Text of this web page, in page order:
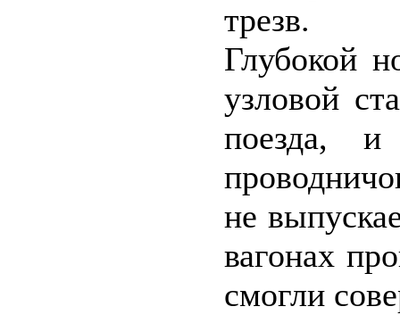
трезв.
Глубокой
узловой
поезда,
не
вагонах
смогли